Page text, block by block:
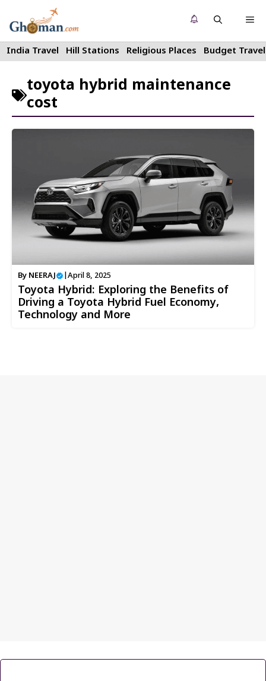
to
content
India Travel Hill Stations Religious Places Budget Travel
toyota hybrid maintenance
cost
By NEERAJ April 8, 2025
Toyota Hybrid: Exploring the Benefits of
Driving a Toyota Hybrid Fuel Economy,
Technology and More